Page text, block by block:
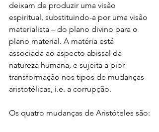
deixam de produzir uma visão
espiritual, substituindo-a por uma visão
materialista – do plano divino para o
plano material. A matéria está
associada ao aspecto abissal da
natureza humana, e sujeita a pior
transformação nos tipos de mudanças
aristotélicas, i.e. a corrupção.
Os quatro mudanças de Aristóteles são: